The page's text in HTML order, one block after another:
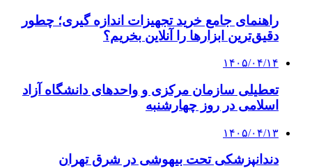
راهنمای جامع خرید تجهیزات اندازه گیری؛ چطور
دقیق‌ترین ابزارها را آنلاین بخریم؟
۱۴۰۵/۰۴/۱۴
تعطیلی سازمان مرکزی و واحدهای دانشگاه آزاد
اسلامی در روز چهارشنبه
۱۴۰۵/۰۴/۱۳
دندانپزشکی تحت بیهوشی در شرق تهران